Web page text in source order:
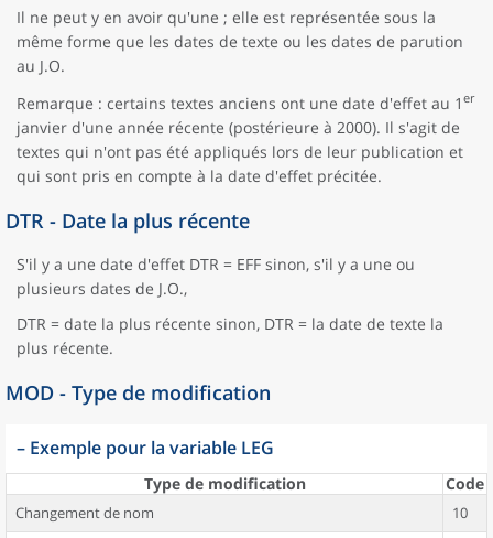
Il ne peut y en avoir qu'une ; elle est représentée sous la
même forme que les dates de texte ou les dates de parution
au J.O.
Remarque : certains textes anciens ont une date d'effet au 1 er
janvier d'une année récente (postérieure à 2000). Il s'agit de
textes qui n'ont pas été appliqués lors de leur publication et
qui sont pris en compte à la date d'effet précitée.
DTR - Date la plus récente
S'il y a une date d'effet DTR = EFF sinon, s'il y a une ou
plusieurs dates de J.O.,
DTR = date la plus récente sinon, DTR = la date de texte la
plus récente.
MOD - Type de modification
– Exemple pour la variable LEG
Type de modification Code
Changement de nom
10